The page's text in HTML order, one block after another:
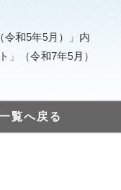
令和5年5月）」内
」（令和7年5月）
覧へ戻る